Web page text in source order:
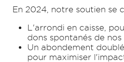
En 2024, notre soutien se
L'arrondi en caisse,
dons spontanés de nos
Un abondement
pour maximiser